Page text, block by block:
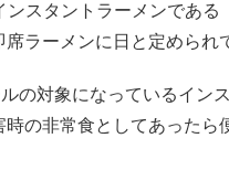
スタントラーメンであ
ラーメンに日と定められ
の対象になっているイン
の非常食としてあったら